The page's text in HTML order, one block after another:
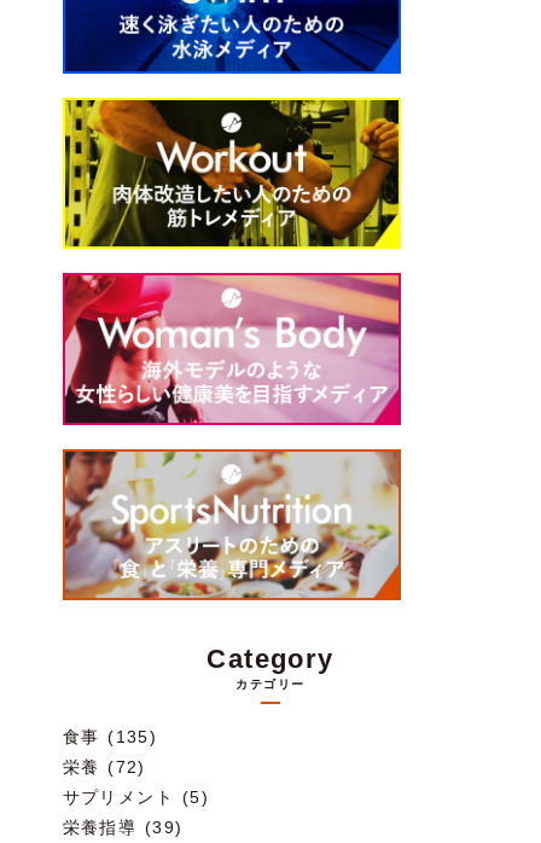
Category
カテゴリー
食事 (135)
栄養 (72)
サプリメント (5)
栄養指導 (39)